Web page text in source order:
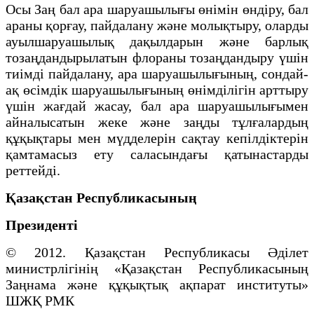
Осы Заң бал ара шаруашылығы өнімін өндіру, бал
араны қорғау, пайдалану және молықтыру, оларды
ауылшаруашылық дақылдарын және барлық
тозаңдандырылатын флораны тозаңдандыру үшін
тиімді пайдалану, ара шаруашылығының, сондай-
ақ өсімдік шаруашылығының өнімділігін арттыру
үшін жағдай жасау, бал ара шаруашылығымен
айналысатын жеке және заңды тұлғалардың
құқықтары мен мүдделерін сақтау кепілдіктерін
қамтамасыз ету саласындағы қатынастарды
реттейді.
Қазақстан Республикасының
Президенті
© 2012. Қазақстан Республикасы Әділет
министрлігінің «Қазақстан Республикасының
Заңнама және құқықтық ақпарат институты»
ШЖҚ РМК